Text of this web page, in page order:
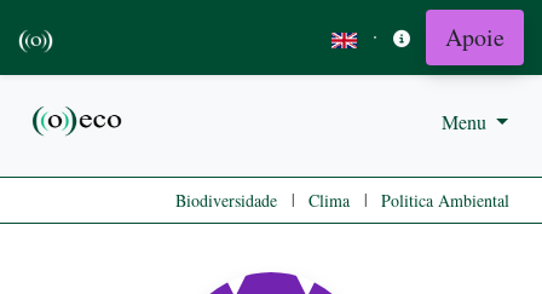
· Apoie
Menu
Biodiversidade | Clima | Politica Ambiental